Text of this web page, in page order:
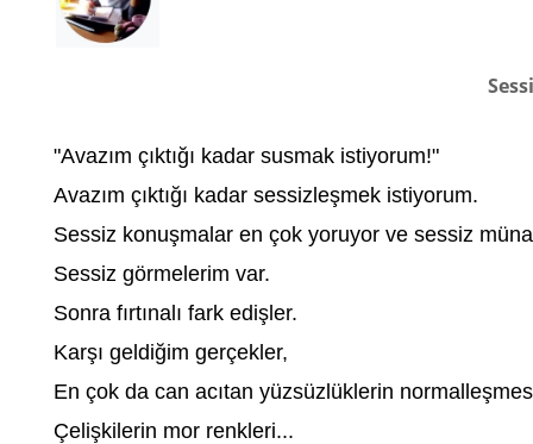
"Avazım çıktığı kadar susmak istiyorum!"
Avazım çıktığı kadar sessizleşmek istiyorum.
Sessiz konuşmalar en çok yoruyor ve sessiz
Sessiz görmelerim var.
Sonra fırtınalı fark edişler.
Karşı geldiğim gerçekler,
En çok da can acıtan yüzsüzlüklerin
Çelişkilerin mor renkleri...